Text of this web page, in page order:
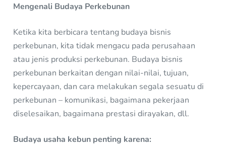
Mengenali Budaya Perkebunan
Ketika kita berbicara tentang budaya bisnis
perkebunan, kita tidak mengacu pada perusahaan
atau jenis produksi perkebunan. Budaya bisnis
perkebunan berkaitan dengan nilai-nilai, tujuan,
kepercayaan, dan cara melakukan segala sesuatu di
perkebunan – komunikasi, bagaimana pekerjaan
diselesaikan, bagaimana prestasi dirayakan, dll.
Budaya usaha kebun penting karena: